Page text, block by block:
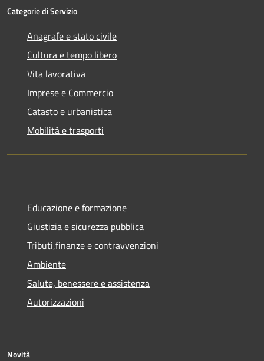
Categorie di Servizio
Anagrafe e stato civile
Cultura e tempo libero
Vita lavorativa
Imprese e Commercio
Catasto e urbanistica
Mobilità e trasporti
Educazione e formazione
Giustizia e sicurezza pubblica
Tributi,finanze e contravvenzioni
Ambiente
Salute, benessere e assistenza
Autorizzazioni
Novità